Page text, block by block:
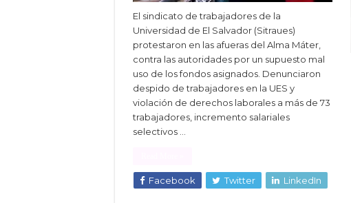
El sindicato de trabajadores de la
Universidad de El Salvador (Sitraues)
protestaron en las afueras del Alma Máter,
contra las autoridades por un supuesto mal
uso de los fondos asignados. Denunciaron
despido de trabajadores en la UES y
violación de derechos laborales a más de 73
trabajadores, incremento salariales
selectivos …
Facebook Twitter LinkedIn